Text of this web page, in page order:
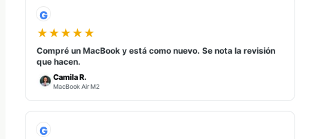
G
★★★★★
Compré un MacBook y está como nuevo. Se nota la revisión
que hacen.
Camila R.
MacBook Air M2
G